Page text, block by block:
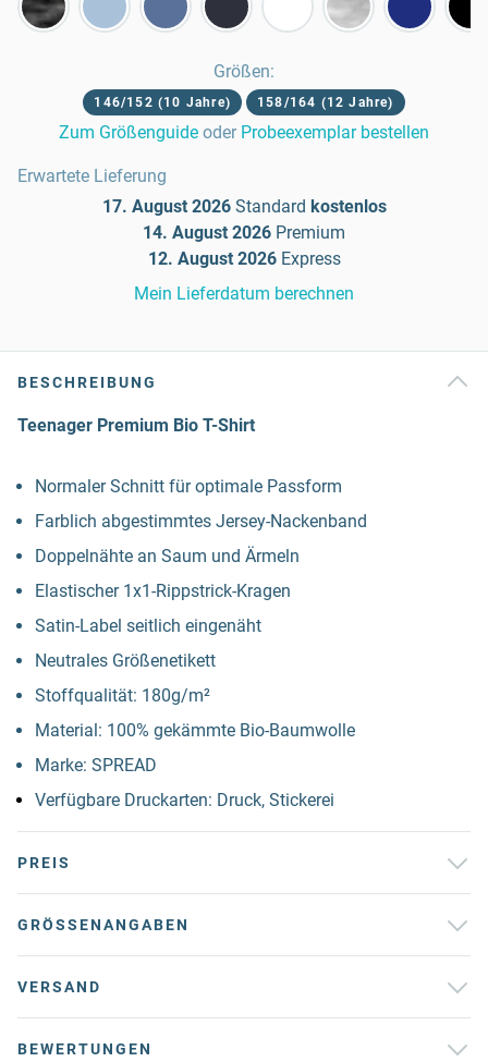
Größen:
146/152 (10 Jahre) 158/164 (12 Jahre)
Zum Größenguide oder Probeexemplar bestellen
Erwartete Lieferung
17. August 2026 Standard kostenlos
14. August 2026 Premium
12. August 2026 Express
Mein Lieferdatum berechnen
BESCHREIBUNG
Teenager Premium Bio T-Shirt
Normaler Schnitt für optimale Passform
Farblich abgestimmtes Jersey-Nackenband
Doppelnähte an Saum und Ärmeln
Elastischer 1x1-Rippstrick-Kragen
Satin-Label seitlich eingenäht
Neutrales Größenetikett
Stoffqualität: 180g/m²
Material: 100% gekämmte Bio-Baumwolle
Marke: SPREAD
Verfügbare Druckarten: Druck, Stickerei
PREIS
GRÖSSENANGABEN
VERSAND
BEWERTUNGEN